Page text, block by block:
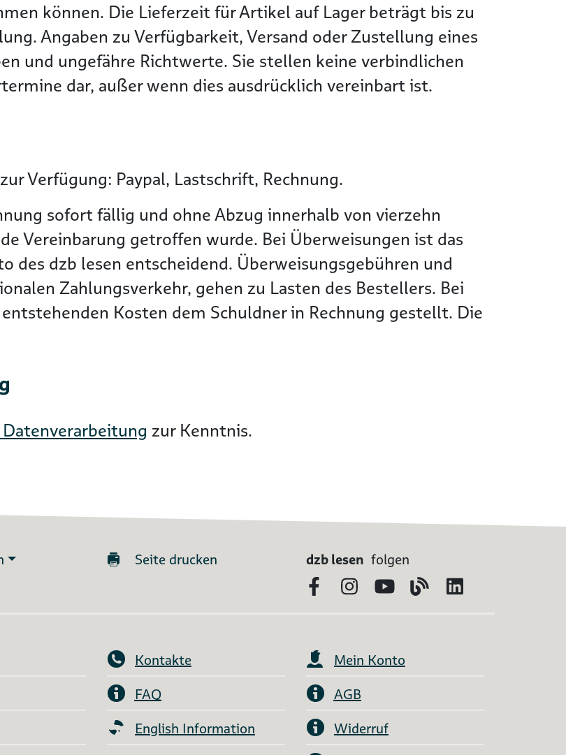
können. Die Lieferzeit für Artikel auf Lager beträgt bis zu
Angaben zu Verfügbarkeit, Versand oder Zustellung eines
und ungefähre Richtwerte. Sie stellen keine verbindlichen
dar, außer wenn dies ausdrücklich vereinbart ist.
Verfügung: Paypal, Lastschrift, Rechnung.
sofort fällig und ohne Abzug innerhalb von vierzehn
Vereinbarung getroffen wurde. Bei Überweisungen ist das
des dzb lesen entscheidend. Überweisungsgebühren und
Zahlungsverkehr, gehen zu Lasten des Bestellers. Bei
Kosten dem Schuldner in Rechnung gestellt. Die
zur Kenntnis.
Seite drucken dzb lesen folgen
FacebookInstagram
YouTubeBlog
Kontakte
Mein Konto
FAQ
AGB
English Information
Widerruf